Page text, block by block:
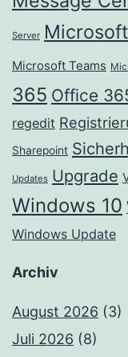
Server
Microsoft Teams
365 Office
regedit
Sharepoint
Updates Upgrade
Windows 10
Windows Update
Archiv
August 2026 (3)
Juli 2026 (8)